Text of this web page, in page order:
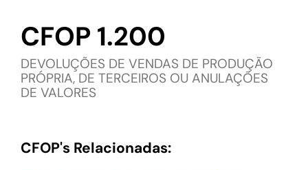
CFOP 1.200
DEVOLUÇÕES DE VENDAS DE PRODUÇÃO
PRÓPRIA, DE TERCEIROS OU ANULAÇÕES
DE VALORES
CFOP's Relacionadas: